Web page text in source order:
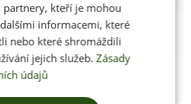
partnery, kteří je mohou
informacemi, které
nebo které shromáždili
jejich služeb. Zásady
údajů